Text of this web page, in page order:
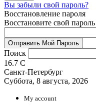
Вы забыли свой пароль?
Восстановление пароля
Восстановите свой пароль
Поиск
16.7 C
Санкт-Петербург
Суббота, 8 августа, 2026
My account